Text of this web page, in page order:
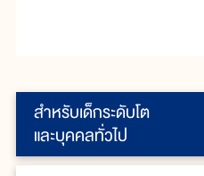
สำหรับเด็กระดับโต
และบุคคลทั่วไป